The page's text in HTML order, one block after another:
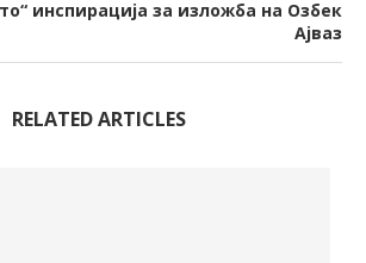
инспирација за изложба на Озбек
Ајваз
RELATED ARTICLES